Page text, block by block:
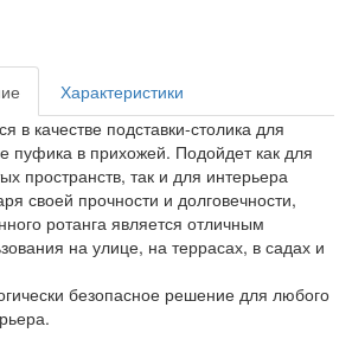
Характеристики
в качестве подставки-столика для
пуфика в прихожей. Подойдет как для
пространств, так и для интерьера
своей прочности и долговечности,
ротанга является отличным
на улице, на террасах, в садах и
безопасное решение для любого